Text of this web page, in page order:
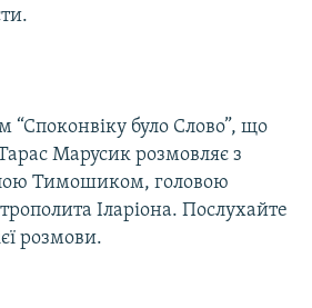
“Споконвіку було Слово”, що
Марусик розмовляє з
Тимошиком, головою
Іларіона. Послухайте
розмови.